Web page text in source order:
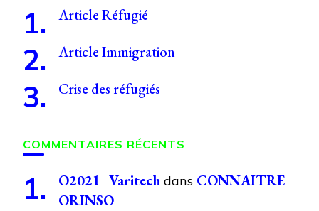
Article Réfugié
Article Immigration
Crise des réfugiés
COMMENTAIRES RÉCENTS
O2021_Varitech dans CONNAITRE
ORINSO